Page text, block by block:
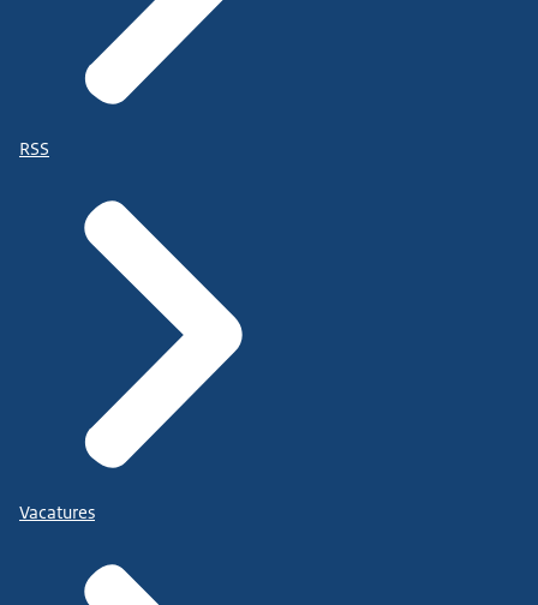
RSS
Vacatures